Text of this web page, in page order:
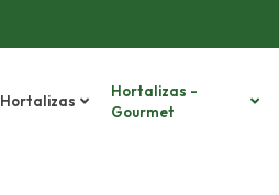
Hortalizas
Hortalizas -
Gourmet